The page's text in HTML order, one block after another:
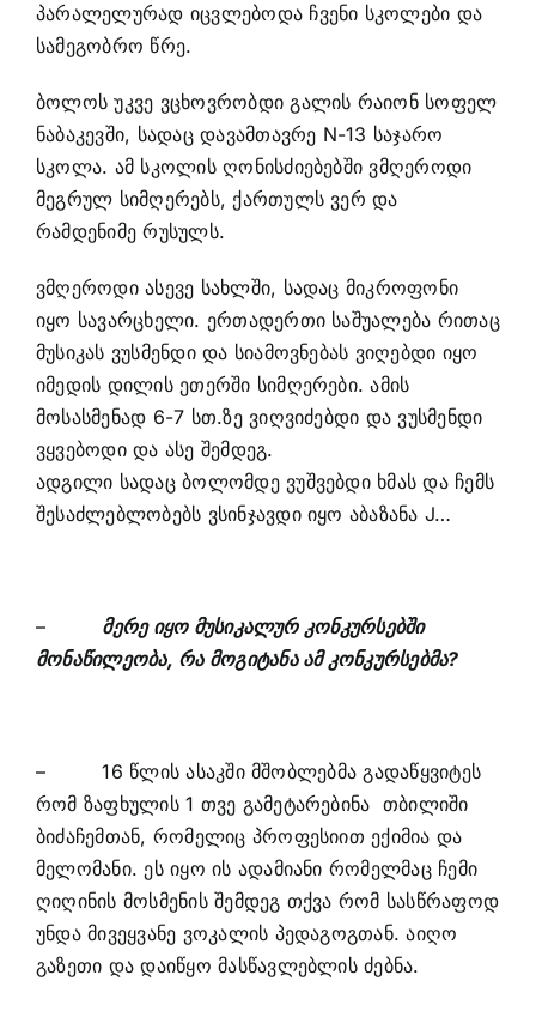
პარალელურად იცვლებოდა ჩვენი სკოლები და
სამეგობრო წრე.
ბოლოს უკვე ვცხოვრობდი გალის რაიონ სოფელ
ნაბაკევში, სადაც დავამთავრე N-13 საჯარო
სკოლა. ამ სკოლის ღონისძიებებში ვმღეროდი
მეგრულ სიმღერებს, ქართულს ვერ და
რამდენიმე რუსულს.
ვმღეროდი ასევე სახლში, სადაც მიკროფონი
იყო სავარცხელი. ერთადერთი საშუალება რითაც
მუსიკას ვუსმენდი და სიამოვნებას ვიღებდი იყო
იმედის დილის ეთერში სიმღერები. ამის
მოსასმენად 6-7 სთ.ზე ვიღვიძებდი და ვუსმენდი
ვყვებოდი და ასე შემდეგ.
ადგილი სადაც ბოლომდე ვუშვებდი ხმას და ჩემს
შესაძლებლობებს ვსინჯავდი იყო აბაზანა J…
– მერე იყო მუსიკალურ კონკურსებში
მონაწილეობა, რა მოგიტანა ამ კონკურსებმა?
– 16 წლის ასაკში მშობლებმა გადაწყვიტეს
რომ ზაფხულის 1 თვე გამეტარებინა თბილიში
ბიძაჩემთან, რომელიც პროფესიით ექიმია და
მელომანი. ეს იყო ის ადამიანი რომელმაც ჩემი
ღიღინის მოსმენის შემდეგ თქვა რომ სასწრაფოდ
უნდა მივეყვანე ვოკალის პედაგოგთან. აიღო
გაზეთი და დაიწყო მასწავლებლის ძებნა.